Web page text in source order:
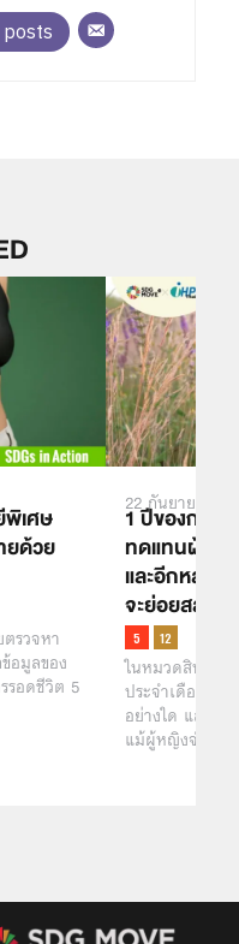
พิเศษ
ยด้วย
รวจหา
อมูลของ
รอดชีวิต 5
22 กันยายน
1 ปีของการใ
ทดแทนผ้าอ
และอีกหลาย
จะย่อยสลาย
ในหมวดสินค้าอ
ประจำเดือน
อย่างใด และก
แม้ผู้หญิงจำนว